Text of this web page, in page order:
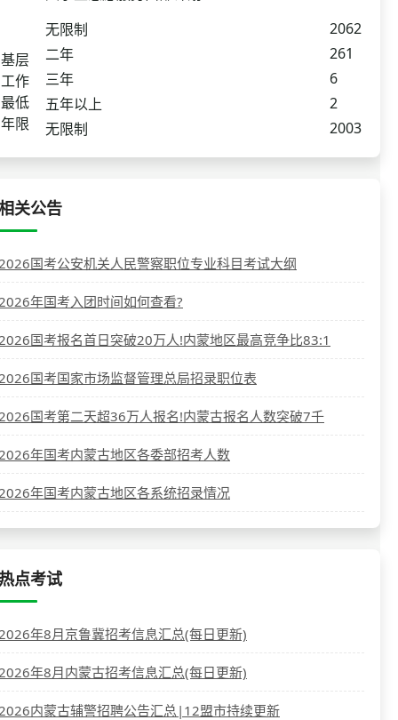
无限制
2062
基层
工作
最低
年限
二年
261
三年
6
五年以上
2
无限制
2003
关公告
国考公安机关人民警察职位专业科目考试大纲
年国考入团时间如何查看?
国考报名首日突破20万人!内蒙地区最高竞争比83:1
国考国家市场监督管理总局招录职位表
国考第二天超36万人报名!内蒙古报名人数突破7千
年国考内蒙古地区各委部招考人数
年国考内蒙古地区各系统招录情况
点考试
年8月京鲁冀招考信息汇总(每日更新)
年8月内蒙古招考信息汇总(每日更新)
内蒙古辅警招聘公告汇总|12盟市持续更新